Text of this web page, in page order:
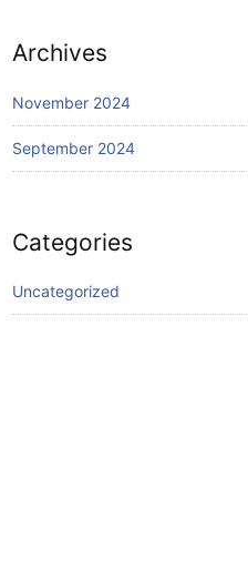
Archives
November 2024
September 2024
Categories
Uncategorized